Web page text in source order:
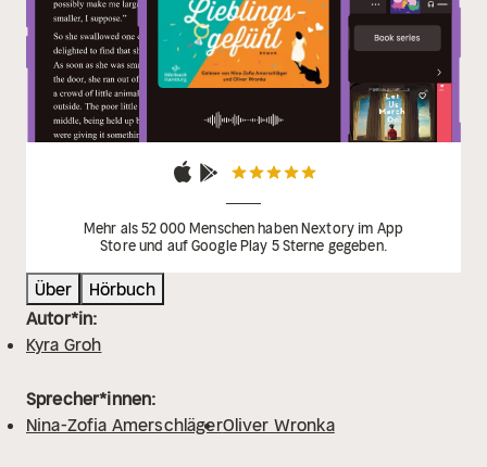
Mehr als 52 000 Menschen haben Nextory im App
Store und auf Google Play 5 Sterne gegeben.
Über
Hörbuch
Autor*in:
Kyra Groh
Sprecher*innen:
Nina-Zofia AmerschlägerOliver Wronka